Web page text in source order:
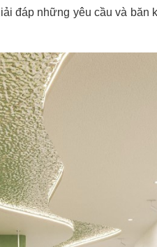
đáp những yêu cầu và băn